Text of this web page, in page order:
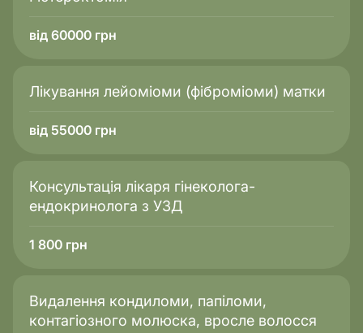
від 60000 грн
Лікування лейоміоми (фіброміоми) матки
від 55000 грн
Консультація лікаря гінеколога-
ендокринолога з УЗД
1 800 грн
Видалення кондиломи, папіломи,
контагіозного молюска, вросле волосся